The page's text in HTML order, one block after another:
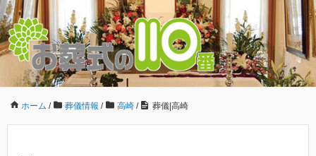
ホーム / 葬儀情報 / 高崎 / 葬儀|高崎